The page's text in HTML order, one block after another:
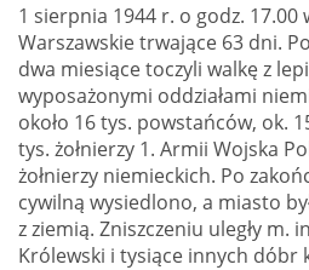
1 sierpnia 1944 r. o godz. 17.00
Warszawskie trwające 63 dni.
dwa miesiące toczyli walkę z
wyposażonymi oddziałami
około 16 tys. powstańców, ok.
tys. żołnierzy 1. Armii Wojska
żołnierzy niemieckich. Po
cywilną wysiedlono, a miasto
z ziemią. Zniszczeniu uległy m.
Królewski i tysiące innych dóbr